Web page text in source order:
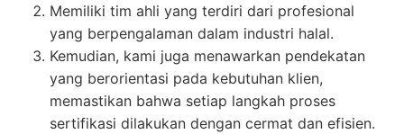
Memiliki tim ahli yang terdiri dari profesional
yang berpengalaman dalam industri halal.
Kemudian, kami juga menawarkan pendekatan
yang berorientasi pada kebutuhan klien,
memastikan bahwa setiap langkah proses
sertifikasi dilakukan dengan cermat dan efisien.